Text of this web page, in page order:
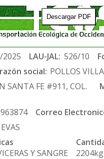
Descargar PDF
LAU-JAL: 526/10
social: POLLOS VILLA
SANTA FE #911, COL.
Correo
Y SANGRE
2204kg